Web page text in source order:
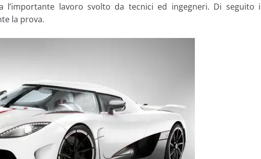
l’importante lavoro svolto da tecnici ed ingegneri. Di seguito i
la prova.